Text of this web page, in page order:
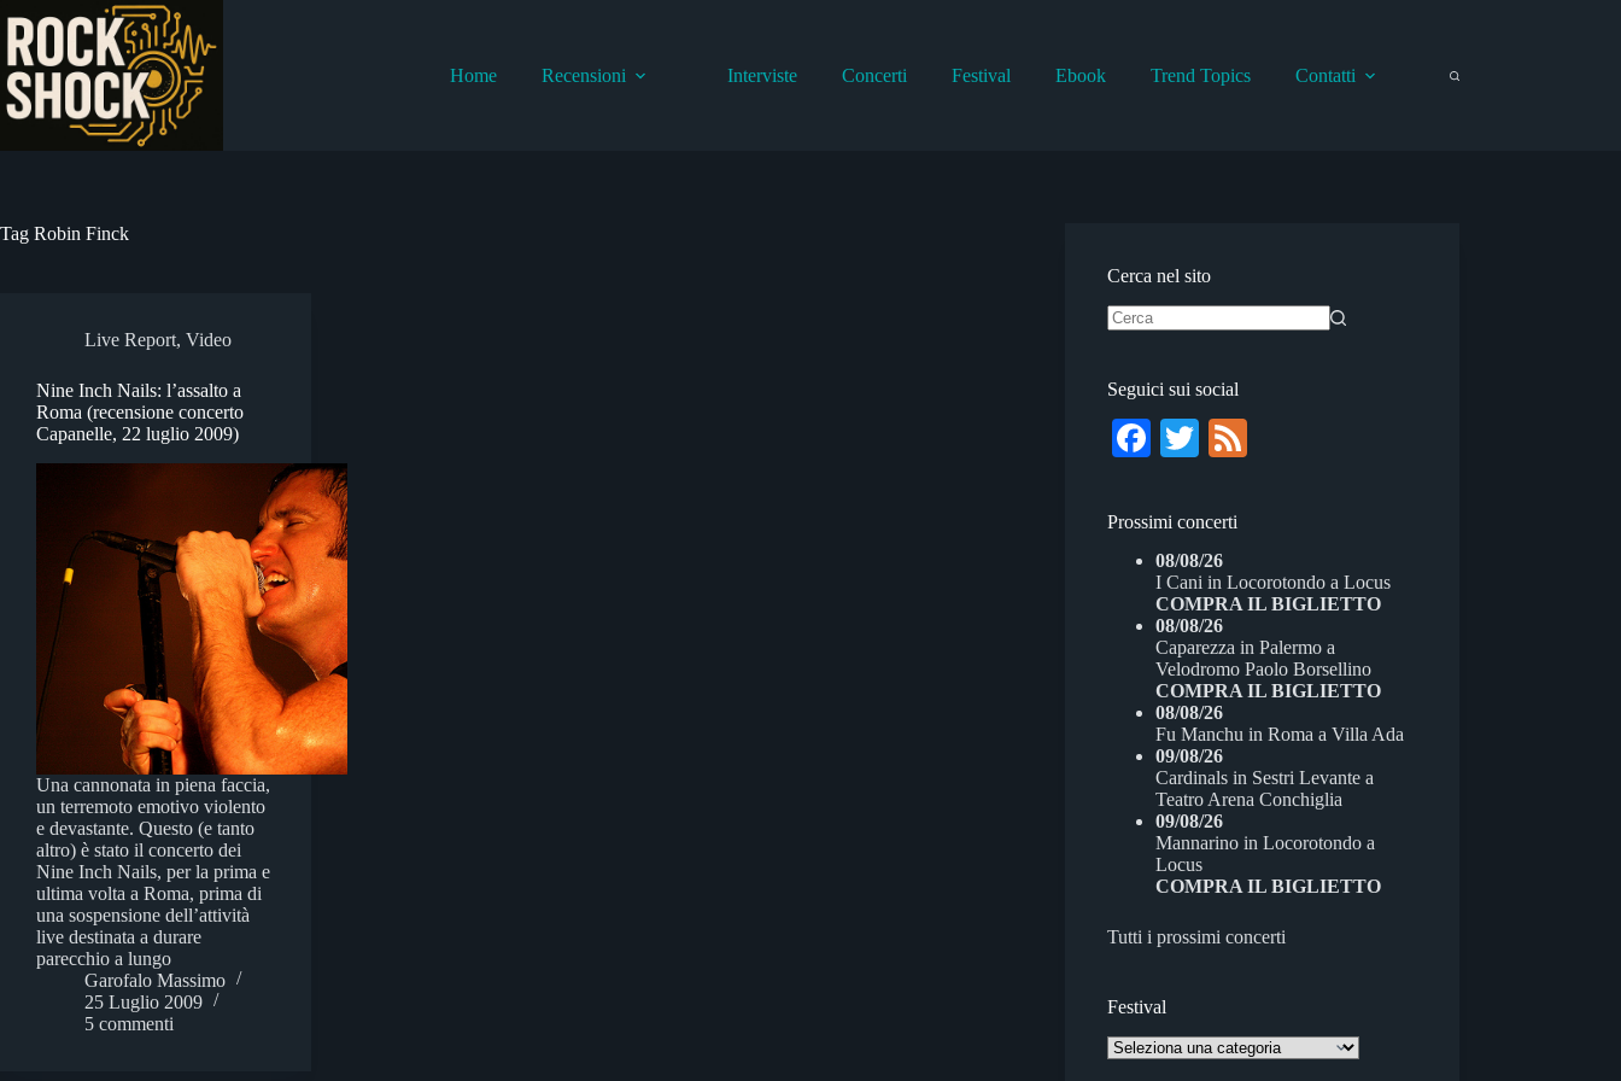
contenuto
Home
Recensioni Interviste Concerti Festival Ebook Trend Topics Contatti
Tag Robin Finck
Live Report, Video
Nine Inch Nails: l’assalto a
Roma (recensione concerto
Capanelle, 22 luglio 2009)
Una cannonata in piena faccia,
un terremoto emotivo violento
e devastante. Questo (e tanto
altro) è stato il concerto dei
Nine Inch Nails, per la prima e
ultima volta a Roma, prima di
una sospensione dell’attività
live destinata a durare
parecchio a lungo
Garofalo Massimo
25 Luglio 2009
5 commenti
Cerca nel sito
Seguici sui social
Fa
bo
ok
T
tte
r
Prossimi concerti
08/08/26
I Cani inLocorotondo a Locus
COMPRA IL BIGLIETTO
08/08/26
Caparezza inPalermo a
Velodromo Paolo Borsellino
COMPRA IL BIGLIETTO
08/08/26
Fu Manchu inRoma a Villa Ada
09/08/26
Cardinals in Sestri Levante a
Teatro Arena Conchiglia
09/08/26
Mannarino inLocorotondo a
Locus
COMPRA IL BIGLIETTO
Tutti i prossimi concerti
Festival